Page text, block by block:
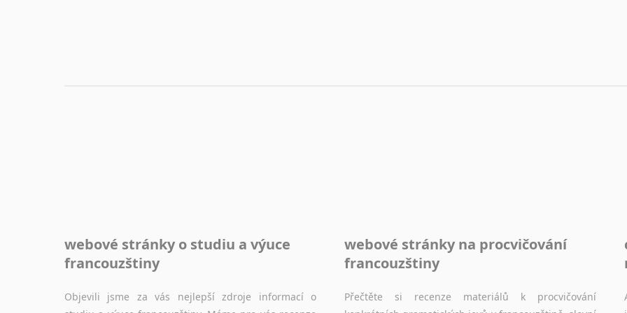
webové stránky o studiu a výuce
francouzštiny
Objevili jsme za vás nejlepší zdroje informací o
webové stránky na procvičování
francouzštiny
Přečtěte si recenze materiálů k procvičování